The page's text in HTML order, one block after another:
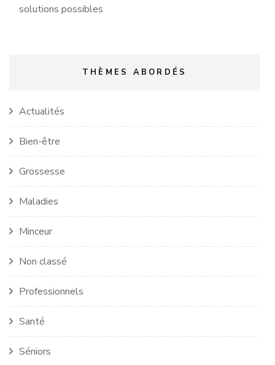
solutions possibles
THÈMES ABORDÉS
Actualités
Bien-être
Grossesse
Maladies
Minceur
Non classé
Professionnels
Santé
Séniors